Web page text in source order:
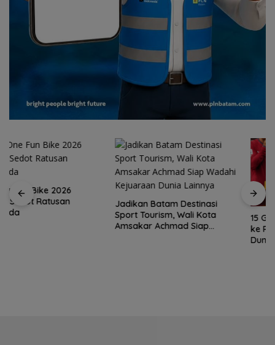
Jadikan Batam Destinasi
Sport Tourism, Wali Kota
15 Gempuran Antar Spanyol
ke Perempat Final Piala
Dunia 2026 (Ronaldo Angkat